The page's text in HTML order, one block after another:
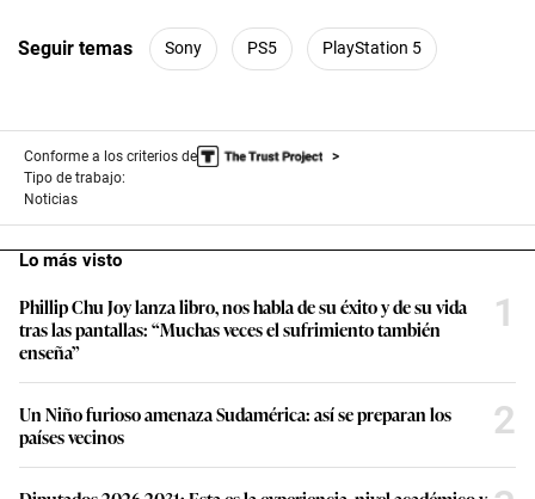
Seguir temas Sony PS5 PlayStation 5
Conforme a los criterios de
Tipo de trabajo:
Noticias
Lo más visto
Phillip Chu Joy lanza libro, nos habla de su éxito y de su vida
tras las pantallas: “Muchas veces el sufrimiento también
enseña”
1
Un Niño furioso amenaza Sudamérica: así se preparan los
países vecinos
2